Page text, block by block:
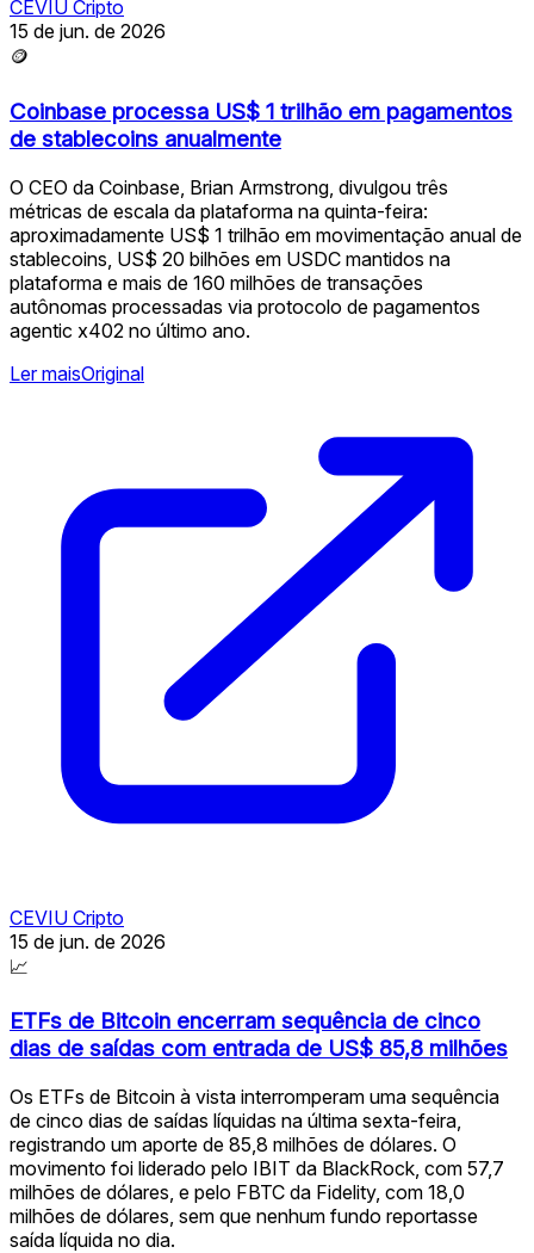
CEVIU Cripto
15 de jun. de 2026
🪙
Coinbase processa US$ 1 trilhão em pagamentos
de stablecoins anualmente
O CEO da Coinbase, Brian Armstrong, divulgou três
métricas de escala da plataforma na quinta-feira:
aproximadamente US$ 1 trilhão em movimentação anual de
stablecoins, US$ 20 bilhões em USDC mantidos na
plataforma e mais de 160 milhões de transações
autônomas processadas via protocolo de pagamentos
agentic x402 no último ano.
Ler maisOriginal
CEVIU Cripto
15 de jun. de 2026
📈
ETFs de Bitcoin encerram sequência de cinco
dias de saídas com entrada de US$ 85,8 milhões
Os ETFs de Bitcoin à vista interromperam uma sequência
de cinco dias de saídas líquidas na última sexta-feira,
registrando um aporte de 85,8 milhões de dólares. O
movimento foi liderado pelo IBIT da BlackRock, com 57,7
milhões de dólares, e pelo FBTC da Fidelity, com 18,0
milhões de dólares, sem que nenhum fundo reportasse
saída líquida no dia.